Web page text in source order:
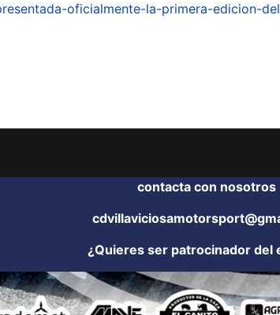
oficialmente-la-primera-edicion-
contacta con nosotros
¿Quieres ser patrocinador del